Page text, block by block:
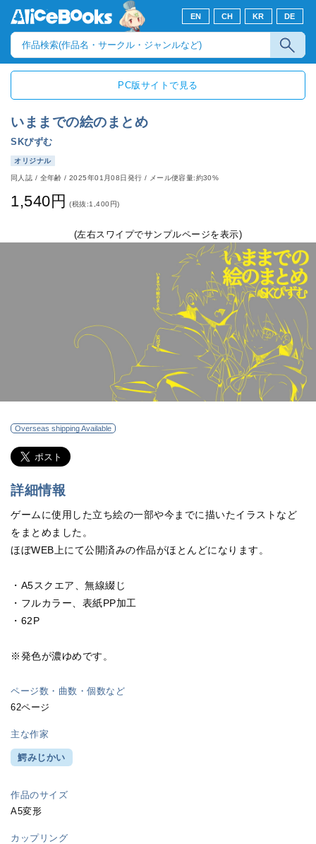
EN CH KR DE
PC版サイトで見る
いままでの絵のまとめ
SKぴずむ
オリジナル
同人誌 / 全年齢/2025年01月08日発行 / メール便容量:約30%
1,540円 (税抜:1,400円)
(左右スワイプでサンプルページを表示)
Overseas shipping Available
詳細情報
ゲームに使用した立ち絵の一部や今までに描いたイラストなど
をまとめました。
ほぼWEB上にて公開済みの作品がほとんどになります。
・A5スクエア、無線綴じ
・フルカラー、表紙PP加工
・62P
※発色が濃ゆめです。
ページ数・曲数・個数など
62ページ
主な作家
鰐みじかい
作品のサイズ
A5変形
カップリング